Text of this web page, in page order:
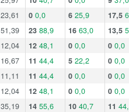
23,61 0 0,0 6 25,9 17,5
51,39 23 88,9 16 63,0 13,5
12,04 12 48,1 0 0,0 0 0,0
16,67 11 44,4 5 22,2 0 0,0
11,11 11 44,4 0 0,0 0 0,0
12,04 12 48,1 0 0,0 0 0,0
35,19 14 55,6 10 40,7 11